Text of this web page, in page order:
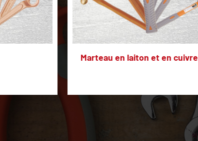
Marteau en laiton et en cuivre